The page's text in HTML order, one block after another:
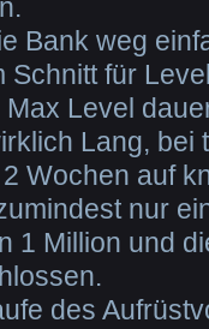
Bank weg
Schnitt für
Level
Lang, bei
Wochen auf
nur
1 Million und
des